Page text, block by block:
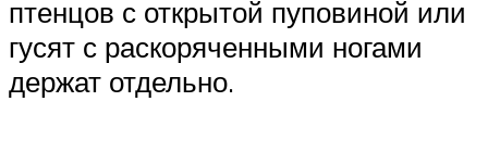
птенцов с открытой пуповиной или
гусят с раскоряченными ногами
держат отдельно.